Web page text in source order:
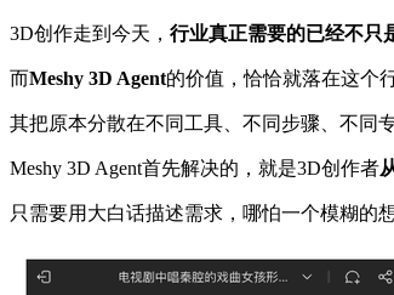
3D创作走到今天， 行业真正需要的已经不只
而Meshy 3D Agent的价值，恰恰就落在这个
其把原本分散在不同工具、不同步骤、不同
Meshy 3D Agent首先解决的，就是3D创作者
只需要用大白话描述需求，哪怕一个模糊的